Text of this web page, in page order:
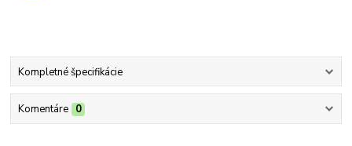
Kompletné špecifikácie
Komentáre 0